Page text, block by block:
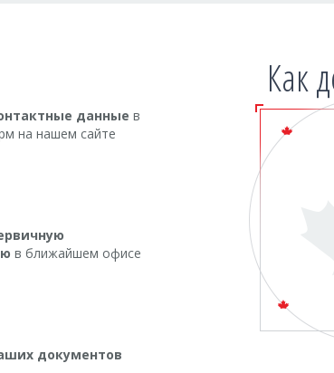
Как
данные в
на нашем сайте
в ближайшем офисе
документов